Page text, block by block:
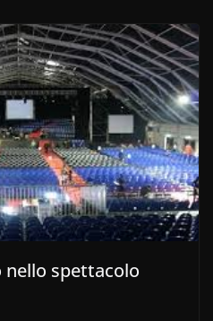
nello spettacolo